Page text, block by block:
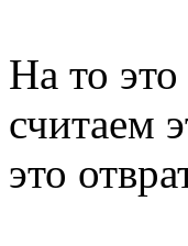
На то
считаем
это